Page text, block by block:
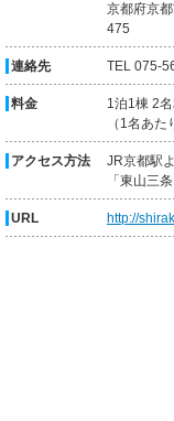
京都府京
475
連絡先 TEL 075-
料金
1泊1棟 2
（1名あ
アクセス方法
JR京都駅
「東山三
URL http://